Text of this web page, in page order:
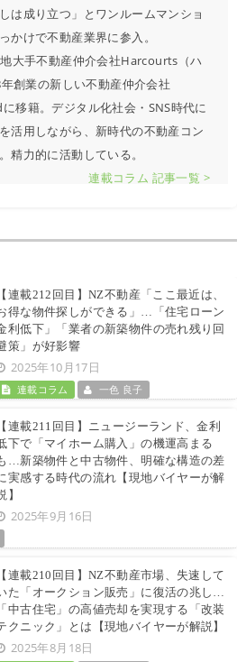
は成り立つ」とワンルームマンショ
かけで不動産業界に参入。
大手不動産仲介会社Harcourts（ハ
創業の新しい不動産仲介会社
移籍。デジタル化社会・SNS時代に
活用しながら、新時代の不動産コン
精力的に活動している。
連載コラム 記事一覧 >
【連載212回目】NZ不動産「ここ最近は、
得な物件探しができる」…「住宅ローン
利低下」「業者の新築物件の売れ残り回
策」が好影響
2025年10月17日
連載コラム 一色 良子
【連載211回目】ニュージーランド、金利
下で「マイホーム購入」の機運高まる
…新築物件と中古物件、明確な構造の差
実感する時代の流れ【現地バイヤーが解
】
2025年9月16日
【連載210回目】NZ不動産市場、失速して
た「オークション販売」に復活の兆し…
「中古住宅」の高値売却を実現する「改装
クニック」とは【現地バイヤーが解説】
2025年8月18日